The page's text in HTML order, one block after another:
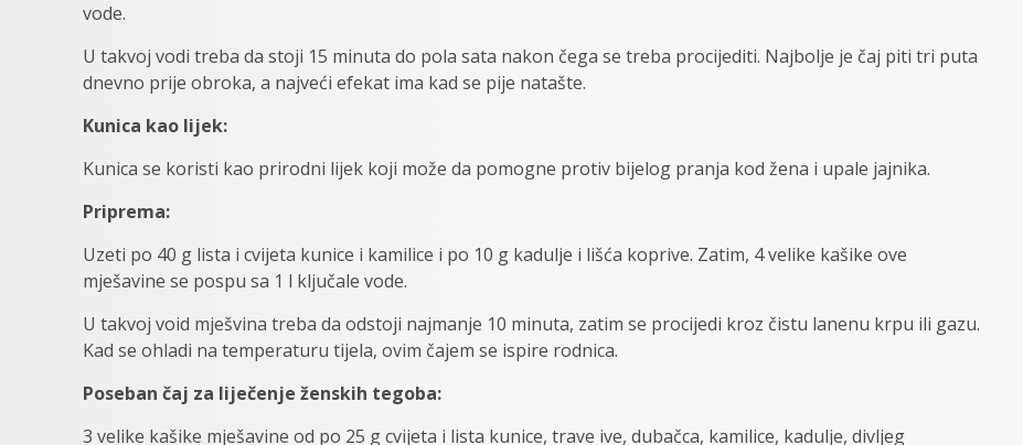
vode.
U takvoj vodi treba da stoji 15 minuta do pola sata nakon čega se treba procijediti. Najbolje je čaj piti tri puta
dnevno prije obroka, a najveći efekat ima kad se pije natašte.
Kunica kao lijek:
Kunica se koristi kao prirodni lijek koji može da pomogne protiv bijelog pranja kod žena i upale jajnika.
Priprema:
Uzeti po 40 g lista i cvijeta kunice i kamilice i po 10 g kadulje i lišća koprive. Zatim, 4 velike kašike ove
mješavine se pospu sa 1 l ključale vode.
U takvoj void mješvina treba da odstoji najmanje 10 minuta, zatim se procijedi kroz čistu lanenu krpu ili gazu.
Kad se ohladi na temperaturu tijela, ovim čajem se ispire rodnica.
Poseban čaj za liječenje ženskih tegoba:
3 velike kašike mješavine od po 25 g cvijeta i lista kunice, trave ive, dubačca, kamilice, kadulje, divljeg